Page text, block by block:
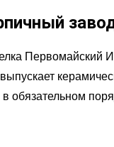
Первомайский
обязательном